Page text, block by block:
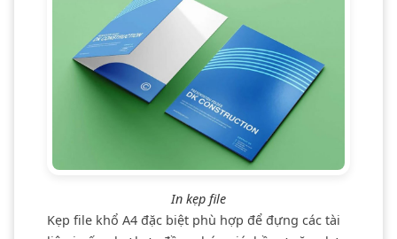
In kẹp file
Kẹp file khổ A4 đặc biệt phù hợp để đựng các tài